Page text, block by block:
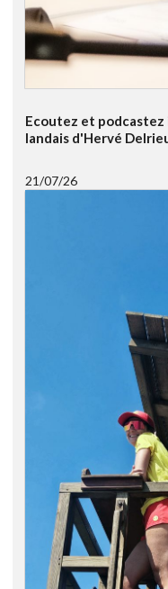
Ecoutez et
landais d'Hervé
21/07/26